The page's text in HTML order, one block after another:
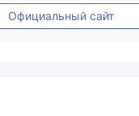
Самостоятельное изучение
Официальный сайт